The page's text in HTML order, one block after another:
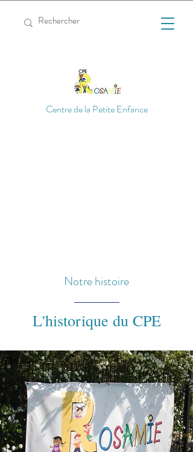
Centre de la Petite Enfance
Notre histoire
L'historique du CPE